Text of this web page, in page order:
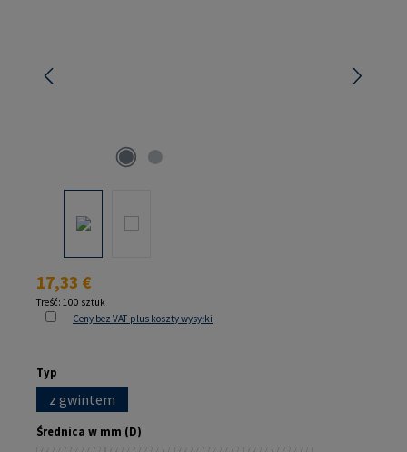
Cena regularna:
17,33 €
Treść: 100 sztuk
Ceny bez VAT plus koszty wysyłki
Wybierz
Typ
z gwintem
Wybierz
Średnica w mm (D)